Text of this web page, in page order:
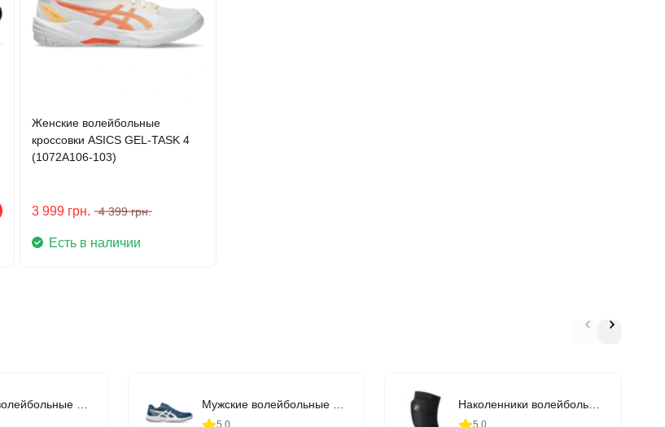
Женские волейбольные
кроссовки ASICS GEL-TASK 4
(1072A106-103)
3 999 грн. 4 399 грн.
Есть в наличии
5.0 5.0